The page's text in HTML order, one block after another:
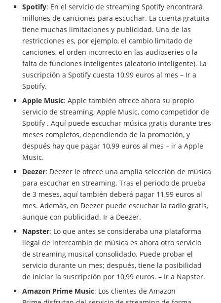
Spotify: En el servicio de streaming Spotify encontrará
millones de canciones para escuchar. La cuenta gratuita
tiene muchas limitaciones y publicidad. Una de las
restricciones es, por ejemplo, el cambio limitado de
canciones, el orden incorrecto en las audioseries o la
falta de funciones inteligentes (aleatorio inteligente). La
suscripción a Spotify cuesta 10,99 euros al mes – Ir a
Spotify.
Apple Music: Apple también ofrece ahora su propio
servicio de streaming, Apple Music, como competidor de
Spotify . Aquí puede escuchar música gratis durante tres
meses completos, dependiendo de la promoción, y
después hay que pagar 10,99 euros al mes – ir a Apple
Music.
Deezer: Deezer le ofrece una amplia selección de música
para escuchar en streaming. Tras el periodo de prueba
de 3 meses, aquí también deberá pagar 11,99 euros al
mes. Además, en Deezer puede escuchar la radio gratis,
aunque con publicidad. Ir a Deezer.
Napster: Lo que antes se consideraba una plataforma
ilegal de intercambio de música es ahora otro servicio
de streaming musical consolidado. Puede probar el
servicio durante un mes; después, tiene la posibilidad
de iniciar la suscripción por 10,99 euros. – Ir a Napster.
Amazon Prime Music: Los clientes de Amazon